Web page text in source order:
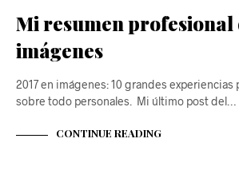
Mi resumen profesional
imágenes
2017 en imágenes: 10 grandes experiencias
sobre todo personales. Mi último post del…
CONTINUE READING